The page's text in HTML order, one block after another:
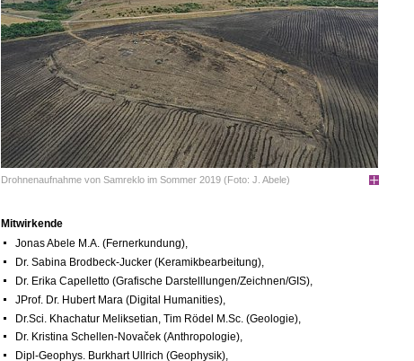
Drohnenaufnahme von Samreklo im Sommer 2019 (Foto: J. Abele)
Mitwirkende
Jonas Abele M.A. (Fernerkundung),
Dr. Sabina Brodbeck-Jucker (Keramikbearbeitung),
Dr. Erika Capelletto (Grafische Darstelllungen/Zeichnen/GIS),
JProf. Dr. Hubert Mara (Digital Humanities),
Dr.Sci. Khachatur Meliksetian, Tim Rödel M.Sc. (Geologie),
Dr. Kristina Schellen-Novaček (Anthropologie),
Dipl-Geophys. Burkhart Ullrich (Geophysik),